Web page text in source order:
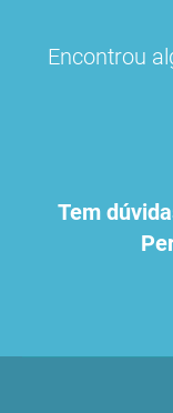
Encontrou
Tem